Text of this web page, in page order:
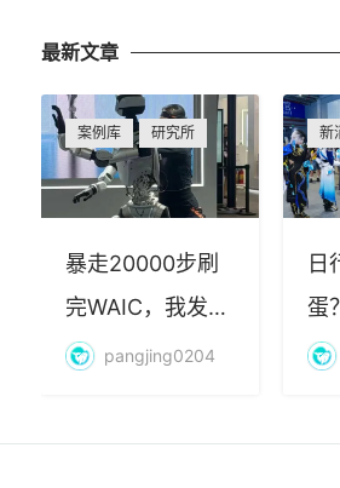
最新文章
案例库 研究所
暴走20000步刷
完WAIC，我发现
AI最赚钱的不是
pangjing0204
新
日
蛋
朝